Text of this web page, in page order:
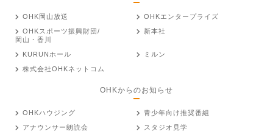
OHK岡山放送
OHKエンタープライズ
OHKスポーツ振興財団/
岡山・香川
新本社
KURUNホール
ミルン
株式会社OHKネットコム
OHKからのお知らせ
OHKハウジング
青少年向け推奨番組
アナウンサー朗読会
スタジオ見学